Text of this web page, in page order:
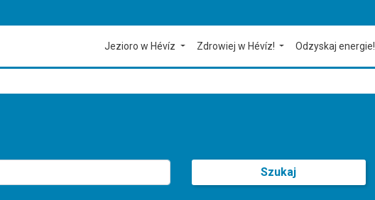
Jezioro w Hévíz Zdrowiej w Hévíz! Odzyskaj energie!
Szukaj